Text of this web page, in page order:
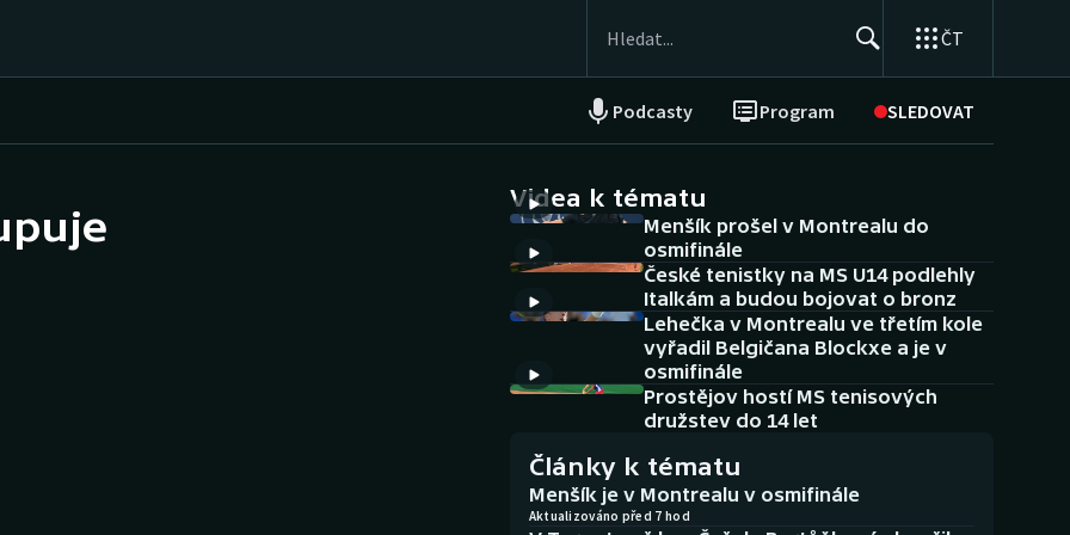
ČT
Podcasty Program SLEDOVAT
Jezdectví
NEPŘEHLÉDNĚTE
Historické návraty
Aplikace ČT sport
AZ kvíz
Videa k tématu
Menšík prošel v Montrealu do
osmifinále
České tenistky na MS U14 podlehly
Italkám a budou bojovat o bronz
Lehečka v Montrealu ve třetím kole
vyřadil Belgičana Blockxe a je v
osmifinále
Prostějov hostí MS tenisových
družstev do 14 let
Články k tématu
Menšík je v Montrealu v osmifinále
Aktualizováno před 7 hod